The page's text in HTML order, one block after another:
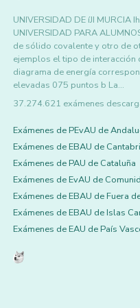
UNIVERSIDAD DE íJI MURCIA
UNIVERSIDAD PARA
de sólido covalente y otro de
ejemplos el tipo de
diagrama de energía
elevadas 075 puntos b La…
37.274.621 exámenes
Exámenes de PEvAU de
Exámenes de EBAU de
Exámenes de PAU de Cataluña
Exámenes de EvAU de
Exámenes de EBAU de Fuera
Exámenes de EBAU de Islas
Exámenes de EAU de País